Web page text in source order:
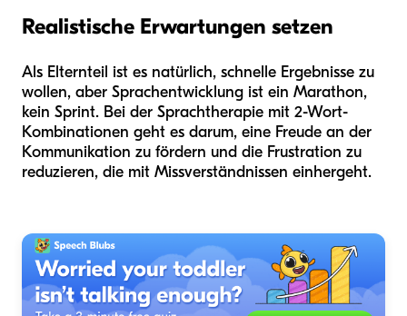
Realistische Erwartungen setzen
Als Elternteil ist es natürlich, schnelle Ergebnisse zu
wollen, aber Sprachentwicklung ist ein Marathon,
kein Sprint. Bei der Sprachtherapie mit 2-Wort-
Kombinationen geht es darum, eine Freude an der
Kommunikation zu fördern und die Frustration zu
reduzieren, die mit Missverständnissen einhergeht.